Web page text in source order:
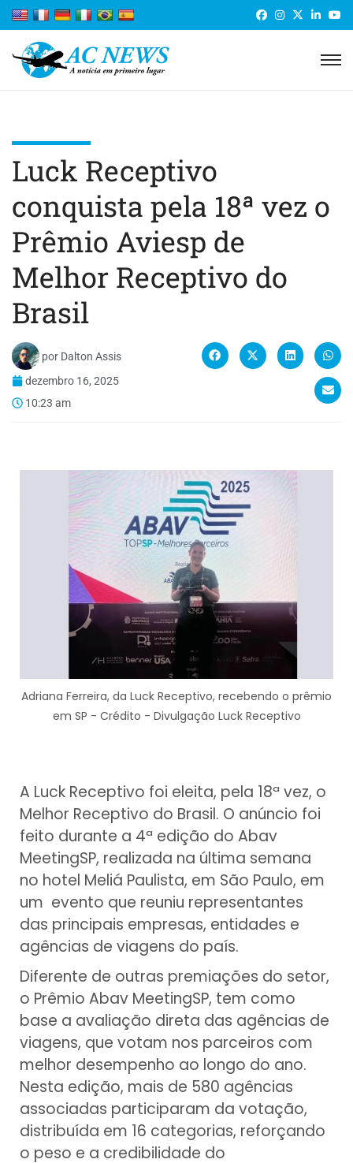
Luck Receptivo
conquista pela 18ª vez o
Prêmio Aviesp de
Melhor Receptivo do
Brasil
por Dalton Assis
dezembro 16, 2025
10:23 am
Adriana Ferreira, da Luck Receptivo, recebendo o prêmio
em SP - Crédito - Divulgação Luck Receptivo
A Luck Receptivo foi eleita, pela 18ª vez, o
Melhor Receptivo do Brasil. O anúncio foi
feito durante a 4ª edição do Abav
MeetingSP, realizada na última semana
no hotel Meliá Paulista, em São Paulo, em
um evento que reuniu representantes
das principais empresas, entidades e
agências de viagens do país.
Diferente de outras premiações do setor,
o Prêmio Abav MeetingSP, tem como
base a avaliação direta das agências de
viagens, que votam nos parceiros com
melhor desempenho ao longo do ano.
Nesta edição, mais de 580 agências
associadas participaram da votação,
distribuída em 16 categorias, reforçando
o peso e a credibilidade do